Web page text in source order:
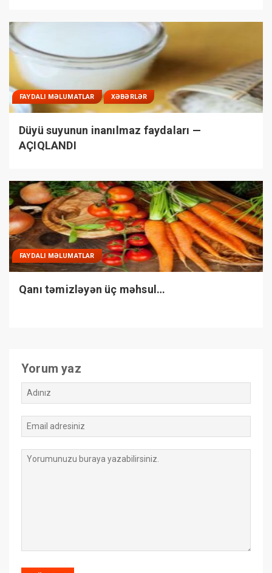
FAYDALI MƏLUMATLAR XƏBƏRLƏR
Düyü suyunun inanılmaz faydaları —
AÇIQLANDI
FAYDALI MƏLUMATLAR
Qanı təmizləyən üç məhsul…
Yorum yaz